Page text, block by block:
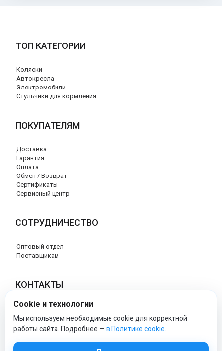
ТОП КАТЕГОРИИ
Коляски
Автокресла
Электромобили
Стульчики для кормления
ПОКУПАТЕЛЯМ
Доставка
Гарантия
Оплата
Обмен / Возврат
Сертификаты
Сервисный центр
СОТРУДНИЧЕСТВО
Оптовый отдел
Поставщикам
КОНТАКТЫ
8 (800) 707-17-56
info@peg-perego-market.ru
Cookie и технологии
Мы используем необходимые cookie для корректной
работы сайта. Подробнее — в Политике cookie